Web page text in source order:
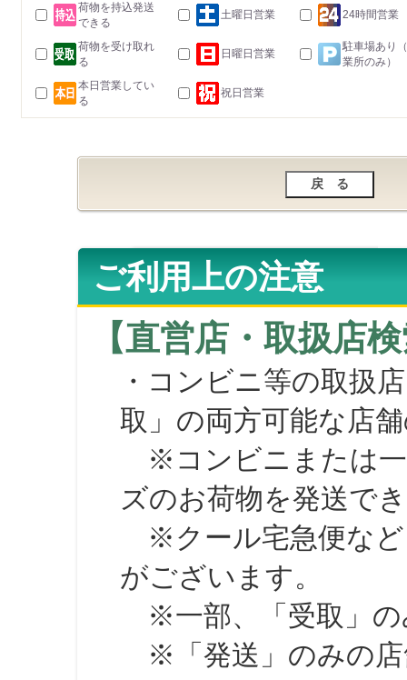
荷物を持込発送
できる
土曜日営業 24時間営業
荷物を受け取れ
る
日曜日営業
駐車場あり
業所のみ）
本日営業してい
る
祝日営業
ご利用上の注意
【直営店・取扱店
・コンビニ等の取扱
取」の両方可能な店
※コンビニまたは一
ズのお荷物を発送で
※クール宅急便など
がございます。
※一部、「受取」の
※「発送」のみの店